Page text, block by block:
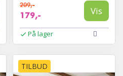
209,-
179,- Vis
På lager
TILBUD